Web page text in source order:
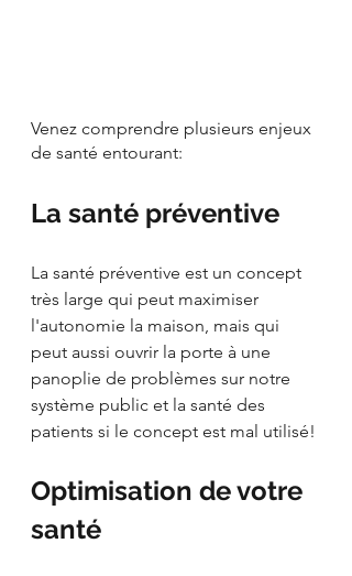
Venez comprendre plusieurs enjeux
de santé entourant:
La santé préventive
La santé préventive est un concept
très large qui peut maximiser
l'autonomie la maison, mais qui
peut aussi ouvrir la porte à une
panoplie de problèmes sur notre
système public et la santé des
patients si le concept est mal utilisé!
Optimisation de votre
santé